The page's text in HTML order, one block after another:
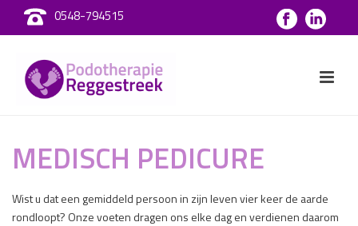
0548-794515
MEDISCH PEDICURE
Wist u dat een gemiddeld persoon in zijn leven vier keer de aarde
rondloopt? Onze voeten dragen ons elke dag en verdienen daarom